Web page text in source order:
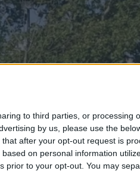
to third parties, or processing
by us, please use the
after your opt-out request is
on personal information
prior to your opt-out. You may